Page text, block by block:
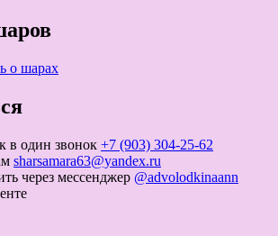
о шарах
в один звонок +7 (903) 304-25-62
sharsamara63@yandex.ru
через мессенджер @advolodkinaann